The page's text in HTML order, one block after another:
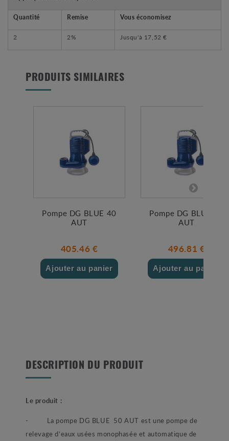
Quantité Remise Vous économisez
2 2% Jusqu'à 17,52 €
PRODUITS SIMILAIRES
Pompe DG BLUE 40
AUT
405.46 €
Ajouter au panier
Pompe DG BLUE 75
AUT
496.81 €
Ajouter au panier
DESCRIPTION DU PRODUIT
Le produit :
- La pompe DG BLUE 50 AUT est une pompe de
relevage d’eaux usées monophasée et automatique de